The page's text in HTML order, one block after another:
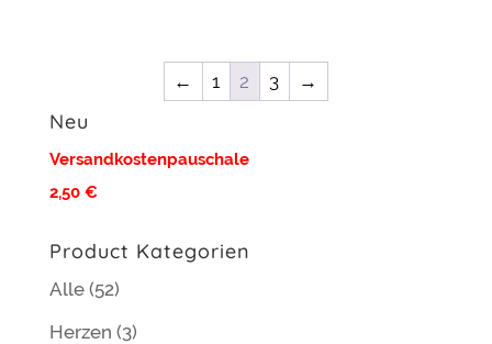
← 1 2 3 →
Neu
Versandkostenpauschale
2,50 €
Product Kategorien
Alle (52)
Herzen (3)